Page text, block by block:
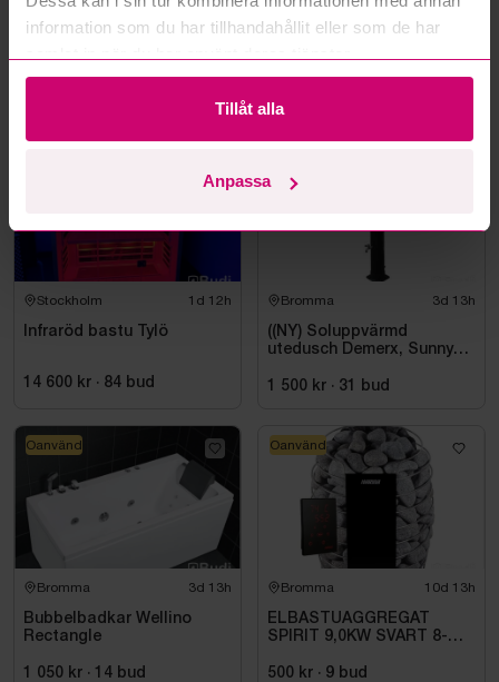
information som du har tillhandahållit eller som de har
Tillåt alla
Anpassa
Mer från samma kategori
Stockholm 1d 12h
Infraröd bastu Tylö
14 600 kr · 84 bud
Bromma 3d 13h
((NY) Soluppvärmd
utedusch Demerx, Sunny
1 500 kr · 31 bud
Bromma 3d 13h
Bubbelbadkar Wellino
Rectangle
1 050 kr · 14 bud
Oanvänd
Bromma 10d 13h
ELBASTUAGGREGAT
SPIRIT 9,0KW SVART 8-
INKL. XENIO WIFI
500 kr · 9 bud
Oanvänd